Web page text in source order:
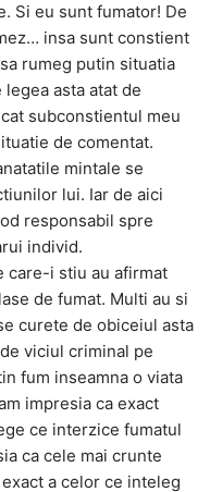
Si eu sunt fumator! De
insa sunt constient
rumeg putin situatia
asta atat de
subconstientul meu
de comentat.
mintale se
lui. Iar de aici
responsabil spre
individ.
care-i stiu au afirmat
de fumat. Multi au si
curete de obiceiul asta
viciul criminal pe
fum inseamna o viata
impresia ca exact
ce interzice fumatul
ca cele mai crunte
a celor ce inteleg